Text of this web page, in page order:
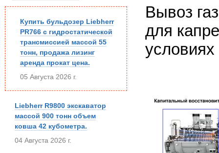
Купить бульдозер Liebherr
PR766 с гидростатической
трансмиссией массой 55
тонн, продажа лизинг
аренда прокат цена.
05 Августа 2026 г.
Liebherr R9800 экскаватор
массой 900 тонн объем
ковша 42 кубометра.
04 Августа 2026 г.
Вывоз
для
условиях